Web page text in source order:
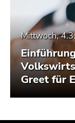
Mittwoch,
Greet für